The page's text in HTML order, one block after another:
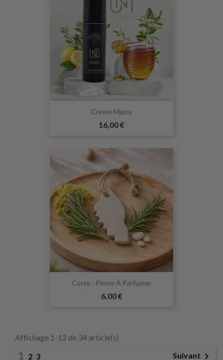
Crème Mains
16,00 €
Corse : Pierre À Parfumer
6,00 €
Affichage 1-12 de 34 article(s)
1 2 3 Suivant 